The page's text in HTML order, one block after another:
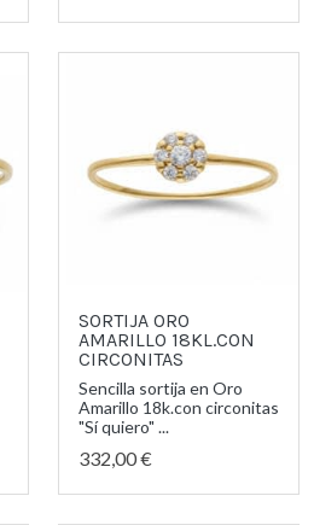
SORTIJA ORO
AMARILLO 18KL.CON
CIRCONITAS
Sencilla sortija en Oro
Amarillo 18k.con circonitas
"Sí quiero" ...
332,00 €